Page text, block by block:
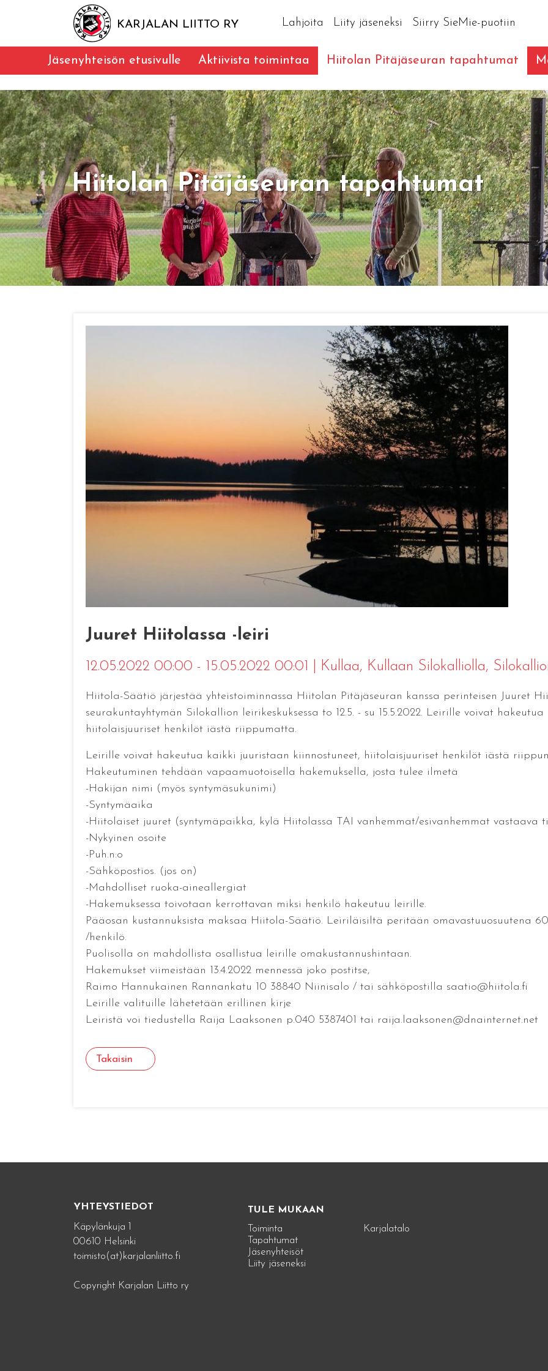
KARJALAN LIITTO RY Lahjoita Liity jäseneksi Siirry SieMie-puotiin
Jäsenyhteisön etusivulle Aktiivista toimintaa Hiitolan Pitäjäseuran tapahtumat
Hiitolan Pitäjäseuran tapahtumat
Juuret Hiitolassa -leiri
12.05.2022 00:00 - 15.05.2022 00:01 Kullaa, Kullaan Silokalliolla,
Hiitola-Säätiö järjestää yhteistoiminnassa Hiitolan Pitäjäseuran kanssa perinteisen Juuret
seurakuntayhtymän Silokallion leirikeskuksessa to 12.5. - su 15.5.2022. Leirille voivat
hiitolaisjuuriset henkilöt iästä riippumatta.
Leirille voivat hakeutua kaikki juuristaan kiinnostuneet, hiitolaisjuuriset henkilöt iästä
Hakeutuminen tehdään vapaamuotoisella hakemuksella, josta tulee ilmetä
-Hakijan nimi (myös syntymäsukunimi)
-Syntymäaika
-Hiitolaiset juuret (syntymäpaikka, kylä Hiitolassa TAI vanhemmat/esivanhemmat vastaava
-Nykyinen osoite
-Puh.n:o
-Sähköpostios. (jos on)
-Mahdolliset ruoka-aineallergiat
-Hakemuksessa toivotaan kerrottavan miksi henkilö hakeutuu leirille.
Pääosan kustannuksista maksaa Hiitola-Säätiö. Leiriläisiltä peritään omavastuuosuutena
/henkilö.
Puolisolla on mahdollista osallistua leirille omakustannushintaan.
Hakemukset viimeistään 13.4.2022 mennessä joko postitse,
Raimo Hannukainen Rannankatu 10 38840 Niinisalo / tai sähköpostilla saatio@hiitola.fi
Leirille valituille lähetetään erillinen kirje
Leiristä voi tiedustella Raija Laaksonen p.040 5387401 tai raija.laaksonen@dnainternet.net
Takaisin
YHTEYSTIEDOT
Käpylänkuja 1
00610 Helsinki
toimisto(at)karjalanliitto.fi
Copyright Karjalan Liitto ry
TULE MUKAAN
Toiminta
Tapahtumat
Jäsenyhteisöt
Liity jäseneksi
Karjalatalo